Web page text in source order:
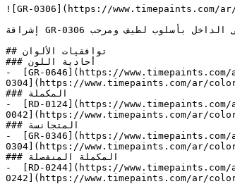
![GR-0306](https://www.timepaints.com/
إشراقة GR-0306 تجعل الأخضر متاحاً كلون لكامل الغرفة، مما يجلب الهدوء الطبيعي إلى الداخل بأسلوب لطيف ومرحب.
## توافقيات الألوان
### أحادية اللون
-  [GR-0646](https://
0304](https://www.timepaints.com/ar/
### المكملة
-  [RD-0124](https://
0042](https://www.timepaints.com/ar/
### المتجانسة
-  [GR-0346](https://
0304](https://www.timepaints.com/ar/
### المكملة المنفصلة
-  [RD-0244](https://
0242](https://www.timepaints.com/ar/